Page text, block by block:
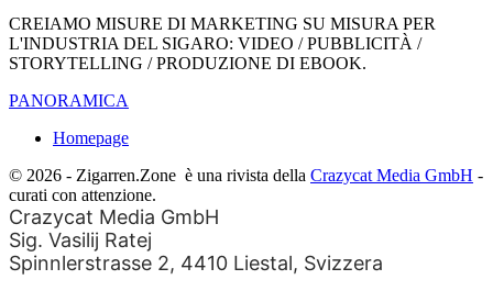
CREIAMO MISURE DI MARKETING SU MISURA PER
L'INDUSTRIA DEL SIGARO: VIDEO / PUBBLICITÀ /
STORYTELLING / PRODUZIONE DI EBOOK.
PANORAMICA
Homepage
© 2026 - Zigarren.Zone è una rivista della Crazycat Media GmbH -
curati con attenzione.
Crazycat Media GmbH
Sig. Vasilij Ratej
Spinnlerstrasse 2, 4410 Liestal, Svizzera